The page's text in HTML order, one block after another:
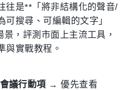
往是**「將非結構化的聲音/
可搜尋、可編輯的文字」
，評測市面上主流工具，
與實戰教程。
議行動項 → 優先查看